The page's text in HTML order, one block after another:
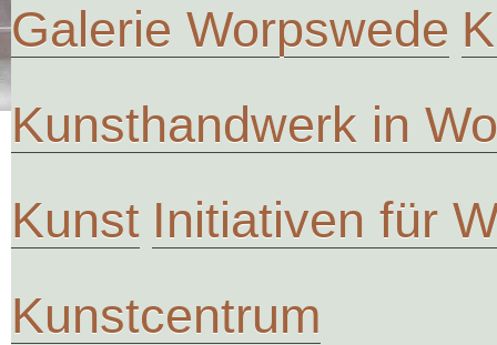
Galerie Worpswede
Kunsthandwerk in
Kunst Initiativen für
Kunstcentrum